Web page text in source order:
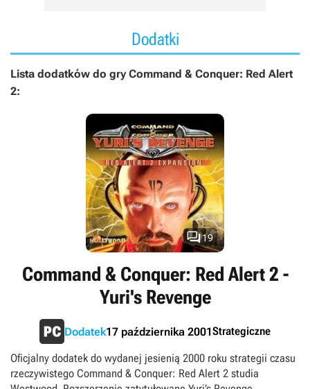
Dodatki
Lista dodatków do gry Command & Conquer: Red Alert
2:
19
Command & Conquer: Red Alert 2 -
Yuri's Revenge
Dodatek17 października 2001Strategiczne
Oficjalny dodatek do wydanej jesienią 2000 roku strategii czasu
rzeczywistego Command & Conquer: Red Alert 2 studia